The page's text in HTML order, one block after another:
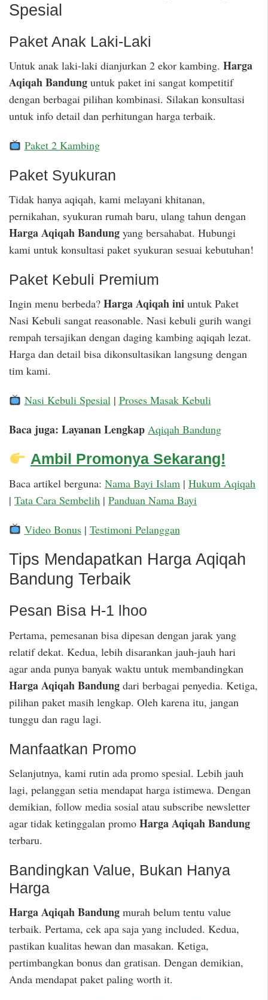
Spesial
Paket Anak Laki-Laki
Untuk anak laki-laki dianjurkan 2 ekor kambing. Harga
Aqiqah Bandung untuk paket ini sangat kompetitif
dengan berbagai pilihan kombinasi. Silakan konsultasi
untuk info detail dan perhitungan harga terbaik.
Paket 2 Kambing
Paket Syukuran
Tidak hanya aqiqah, kami melayani khitanan,
pernikahan, syukuran rumah baru, ulang tahun dengan
Harga Aqiqah Bandung yang bersahabat. Hubungi
kami untuk konsultasi paket syukuran sesuai kebutuhan!
Paket Kebuli Premium
Ingin menu berbeda? Harga Aqiqah ini untuk Paket
Nasi Kebuli sangat reasonable. Nasi kebuli gurih wangi
rempah tersajikan dengan daging kambing aqiqah lezat.
Harga dan detail bisa dikonsultasikan langsung dengan
tim kami.
Nasi Kebuli Spesial| Proses Masak Kebuli
Baca juga: Layanan Lengkap Aqiqah Bandung
Ambil Promonya Sekarang!
Baca artikel berguna: Nama Bayi Islam | Hukum Aqiqah
| Tata Cara Sembelih | Panduan Nama Bayi
Video Bonus| Testimoni Pelanggan
Tips Mendapatkan Harga Aqiqah
Bandung Terbaik
Pesan Bisa H-1 lhoo
Pertama, pemesanan bisa dipesan dengan jarak yang
relatif dekat. Kedua, lebih disarankan jauh-jauh hari
agar anda punya banyak waktu untuk membandingkan
Harga Aqiqah Bandung dari berbagai penyedia. Ketiga,
pilihan paket masih lengkap. Oleh karena itu, jangan
tunggu dan ragu lagi.
Manfaatkan Promo
Selanjutnya, kami rutin ada promo spesial. Lebih jauh
lagi, pelanggan setia mendapat harga istimewa. Dengan
demikian, follow media sosial atau subscribe newsletter
agar tidak ketinggalan promo Harga Aqiqah Bandung
terbaru.
Bandingkan Value, Bukan Hanya
Harga
Harga Aqiqah Bandung murah belum tentu value
terbaik. Pertama, cek apa saja yang included. Kedua,
pastikan kualitas hewan dan masakan. Ketiga,
pertimbangkan bonus dan gratisan. Dengan demikian,
Anda mendapat paket paling worth it.